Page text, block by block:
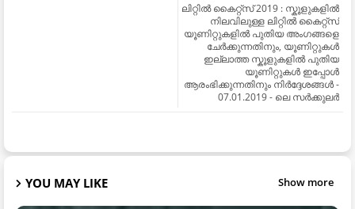
ലിറ്റിൽ കൈറ്റ്സ് 2019 : സ്കൂളുകളിൽ
നിലവിലുള്ള ലിറ്റിൽ കൈറ്റ്സ്
യൂണിറ്റുകളിൽ പുതിയ അംഗങ്ങളെ
ചേർക്കുന്നതിനും, യൂണിറ്റുകൾ
ഇല്ലാത്ത സ്കൂളുകളിൽ പുതിയ
യൂണിറ്റുകൾ ഇപ്പോൾ
ആരംഭിക്കുന്നതിനും നിർദ്ദേശങ്ങൾ -
07.01.2019 - ലെ സർക്കുലർ
YOU MAY LIKE Show more